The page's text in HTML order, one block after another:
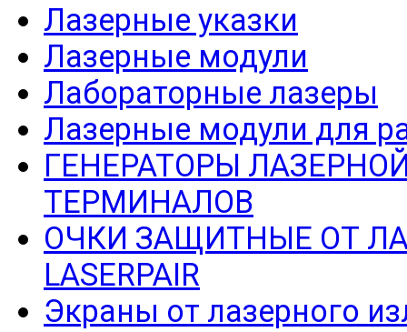
Лазерные указки
Лазерные модули
Лабораторные лазеры
Лазерные модули для
ГЕНЕРАТОРЫ
ТЕРМИНАЛОВ
ОЧКИ ЗАЩИТНЫЕ ОТ
LASERPAIR
Экраны от лазерного